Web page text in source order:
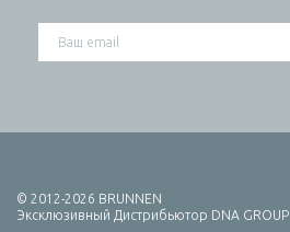
© 2012-2026 BRUNNEN
Эксклюзивный Дистрибьютор DNA GROUP